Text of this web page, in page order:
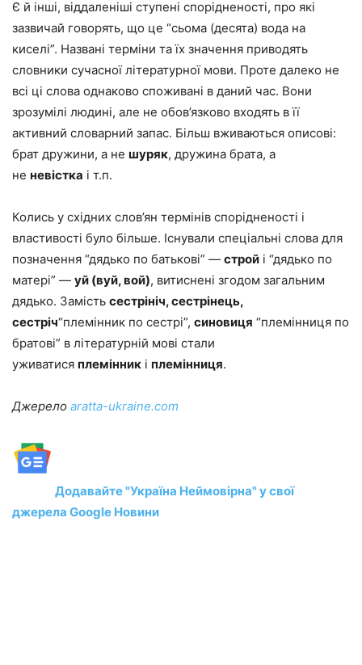
Є й інші, віддаленіші ступені спорідненості, про які
зазвичай говорять, що це “сьома (десята) вода на
киселі”. Названі терміни та їх значення приводять
словники сучасної літературної мови. Проте далеко не
всі ці слова однаково споживані в даний час. Вони
зрозумілі людині, але не обов’язково входять в її
активний словарний запас. Більш вживаються описові:
брат дружини, а не шуряк, дружина брата, а
не невістка і т.п.
Колись у східних слов’ян термінів спорідненості і
властивості було більше. Існували спеціальні слова для
позначення “дядько по батькові” — строй і “дядько по
матері” — уй (вуй, вой), витиснені згодом загальним
дядько. Замість сестрініч, сестрінець,
сестріч“племінник по сестрі”, синовиця “племінниця по
братові” в літературній мові стали
уживатися племінник і племінниця.
Джерело aratta-ukraine.com
Додавайте "Україна Неймовірна" у свої
джерела Google Новини